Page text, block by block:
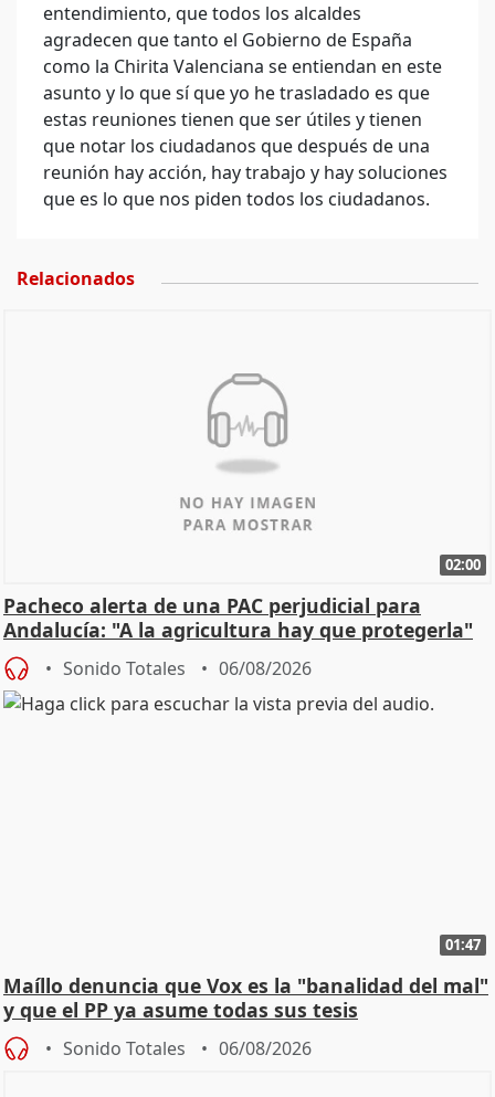
entendimiento, que todos los alcaldes
agradecen que tanto el Gobierno de España
como la Chirita Valenciana se entiendan en este
asunto y lo que sí que yo he trasladado es que
estas reuniones tienen que ser útiles y tienen
que notar los ciudadanos que después de una
reunión hay acción, hay trabajo y hay soluciones
que es lo que nos piden todos los ciudadanos.
Relacionados
02:00
Pacheco alerta de una PAC perjudicial para
Andalucía: "A la agricultura hay que protegerla"
Sonido Totales 06/08/2026
01:47
Maíllo denuncia que Vox es la "banalidad del mal"
y que el PP ya asume todas sus tesis
Sonido Totales 06/08/2026